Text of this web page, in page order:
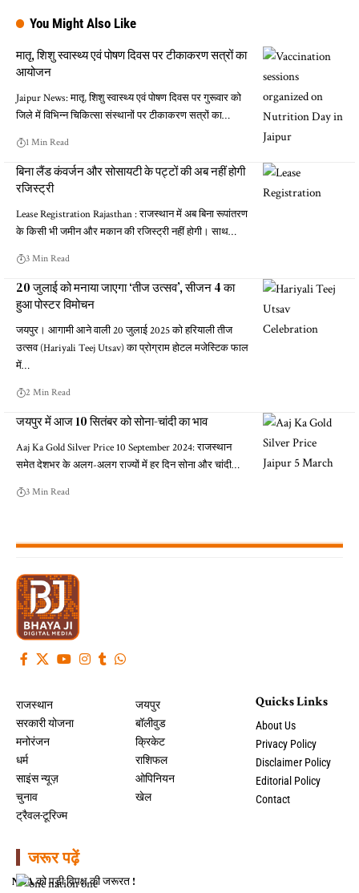
You Might Also Like
मातृ, शिशु स्वास्थ्य एवं पोषण दिवस पर टीकाकरण सत्रों का
आयोजन
Jaipur News: मातृ, शिशु स्वास्थ्य एवं पोषण दिवस पर गुरूवार को
जिले में विभिन्न चिकित्सा संस्थानों पर टीकाकरण सत्रों का…
1 Min Read
बिना लैंड कंवर्जन और सोसायटी के पट्टों की अब नहीं होगी
रजिस्ट्री
Lease Registration Rajasthan : राजस्थान में अब बिना रूपांतरण
के किसी भी जमीन और मकान की रजिस्ट्री नहीं होगी। साथ…
3 Min Read
20 जुलाई को मनाया जाएगा ‘तीज उत्सव’, सीजन 4 का
हुआ पोस्टर विमोचन
जयपुर। आगामी आने वाली 20 जुलाई 2025 को हरियाली तीज
उत्सव (Hariyali Teej Utsav) का प्रोग्राम होटल मजेस्टिक फाल
में…
2 Min Read
जयपुर में आज 10 सितंबर को सोना-चांदी का भाव
Aaj Ka Gold Silver Price 10 September 2024: राजस्थान
समेत देशभर के अलग-अलग राज्यों में हर दिन सोना और चांदी…
3 Min Read
राजस्थान
सरकारी योजना
मनोरंजन
धर्म
साइंस न्यूज़
चुनाव
ट्रैवल-टूरिज्म
जयपुर
बॉलीवुड
क्रिकेट
राशिफल
ओपिनियन
खेल
Quicks Links
About Us
Privacy Policy
Disclaimer Policy
Editorial Policy
Contact
जरूर पढ़ें
NDA को पड़ी विपक्ष की जरूरत !